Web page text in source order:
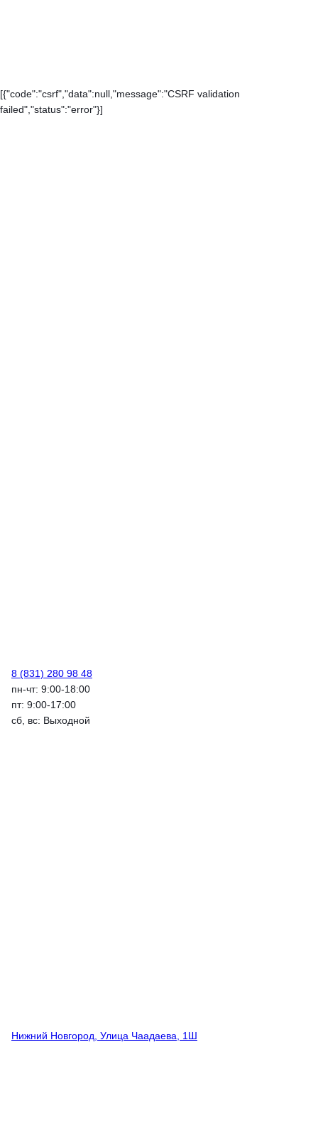
[{"code":"csrf","data":null,"message":"CSRF validation
failed","status":"error"}]
8 (831) 280 98 48
пн-чт: 9:00-18:00
пт: 9:00-17:00
сб, вс: Выходной
Нижний Новгород, Улица Чаадаева, 1Ш